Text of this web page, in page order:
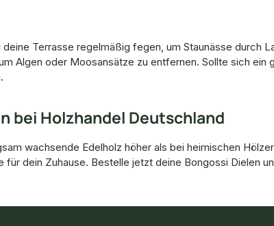
Terrasse regelmäßig fegen, um Staunässe durch
Algen oder Moosansätze zu entfernen. Sollte sich ein
bei Holzhandel Deutschland
wachsende Edelholz höher als bei heimischen
dein Zuhause. Bestelle jetzt deine Bongossi Dielen